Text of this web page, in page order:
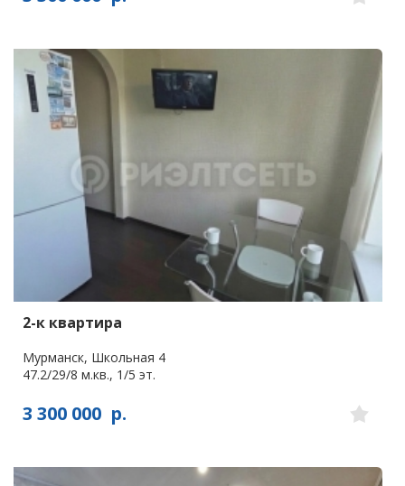
2-к квартира
Мурманск, Школьная 4
47.2/29/8 м.кв., 1/5 эт.
3 300 000 р.